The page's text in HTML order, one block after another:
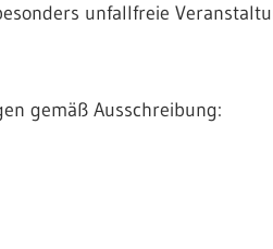
unfallfreie
gemäß Ausschreibung: